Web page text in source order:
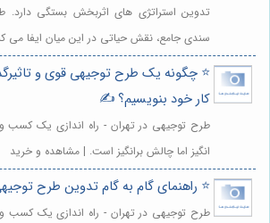
تدوین استراتژی های اثربخش بستگی دارد.
سندی جامع، نقش حیاتی در این میان ایفا می
⭐️ چگونه یک طرح توجیهی قوی و
کار خود بنویسیم؟ ✍️
طرح توجیهی در تهران - راه اندازی یک کسب
انگیز اما چالش برانگیز است. | مشاهده و خرید
⭐️ راهنمای گام به گام تدوین طرح
طرح توجیهی در تهران - راه اندازی یک کسب